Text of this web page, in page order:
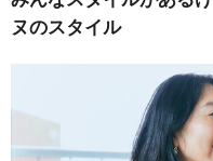
ヌのスタイル